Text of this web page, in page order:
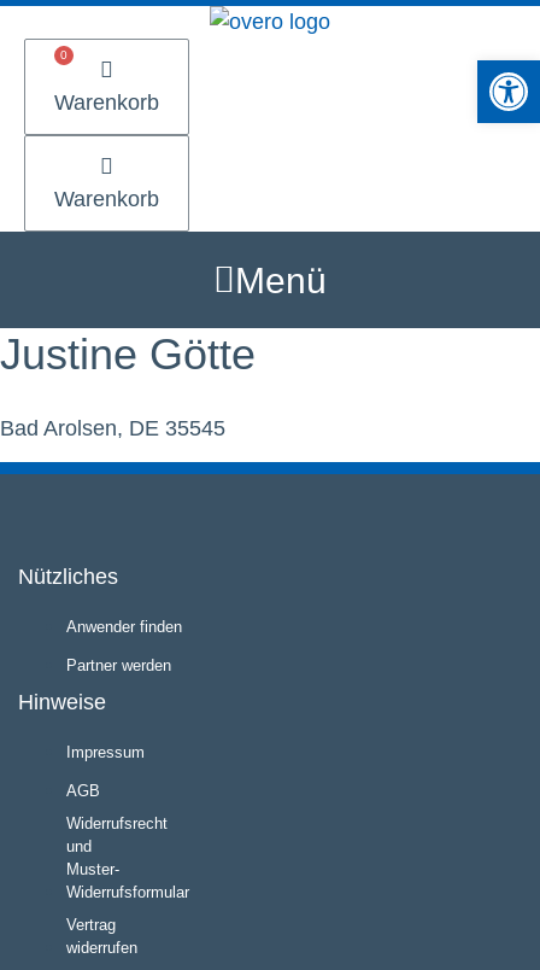
Inhalt
Warenkorb
Warenkorb
Menü
Justine Götte
Bad Arolsen, DE 35545
Nützliches
Anwender finden
Partner werden
Hinweise
Impressum
AGB
Widerrufsrecht
und
Muster-
Widerrufsformular
Vertrag
widerrufen